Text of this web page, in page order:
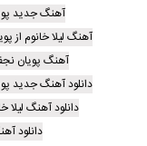
آهنگ جدید
آهنگ لیلا خانوم از
آهنگ پویان نجف
دانلود آهنگ جدید
دانلود آهنگ لیلا
دانلود